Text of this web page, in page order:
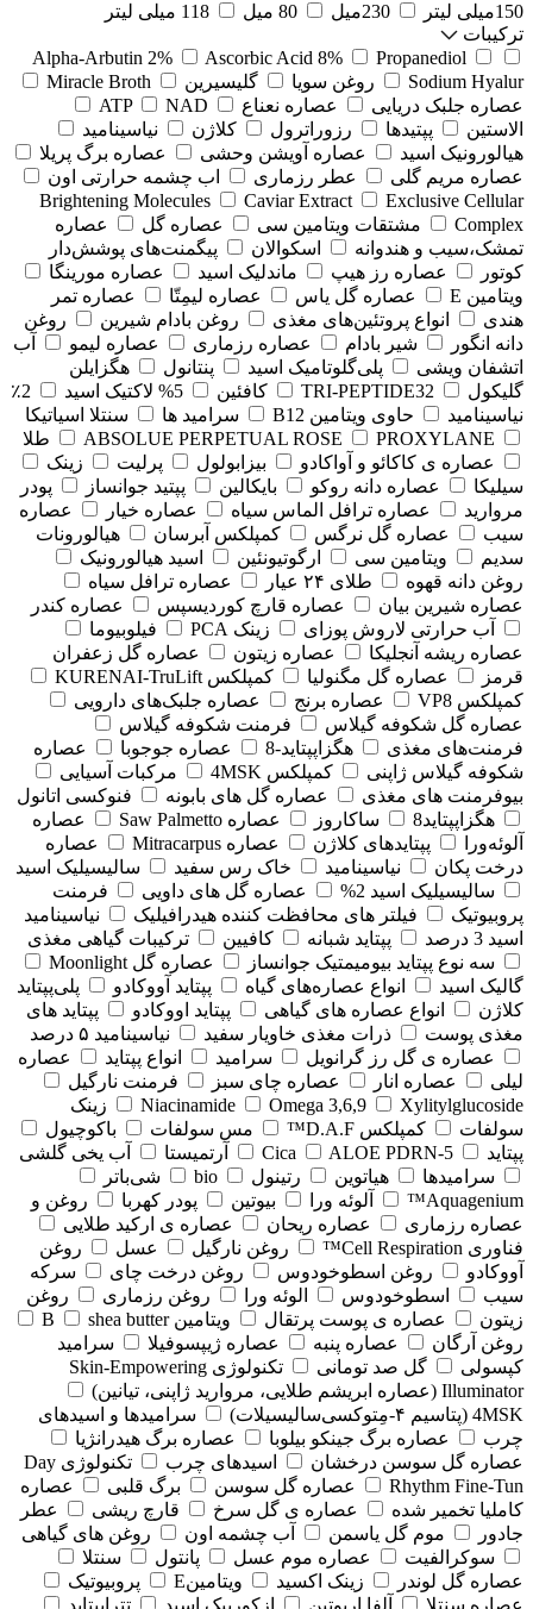
150میلی لیتر
230میل 80 میل
118 میلی لیتر
ترکیبات
Alpha-Arbutin 2%
Ascorbic Acid 8%
Propanediol
Sodium Hyalur
روغن سویا گلیسیرین
Miracle Broth
عصاره جلبک دریایی
عصاره نعناع ATP
NAD
الاستین
پپتیدها رزوراترول کلاژن
⁠نیاسینامید
هیالورونیک اسید
عصاره آویشن وحشی
عصاره برگ پریلا
عصاره مریم گلی
عطر رزماری
اب چشمه حرارتی اون
Brightening Molecules
Caviar Extract
Exclusive Cellular
Complex
مشتقات ویتامین سی عصاره گل
عصاره
تمشک،سیب و هندوانه
اسکوالان
پیگمنت‌های پوشش‌دار
کوتور
عصاره رز هیپ ماندلیک اسید
عصاره مورینگا
ویتامین E
عصاره گل یاس عصاره لیمِتّا
عصاره تمر
هندی
انواع پروتئین‌های مغذی روغن بادام شیرین
روغن
دانه انگور
شیر بادام عصاره رزماری عصاره لیمو
آب
اتشفان ویشی
پلی‌گلوتامیک اسید پنتانول
هگزایلن
گلیکول
TRI-PEPTIDE32 کافئین 5% لاکتیک اسید
2٪
نیاسینامید
حاوی ویتامین B12 سرامید ها
سنتلا اسیاتیکا
ABSOLUE PERPETUAL ROSE
PROXYLANE
طلا
عصاره ی کاکائو و آواکادو
بیزابولول پرلیت
زینک
سیلیکا
عصاره دانه روکو بایکالین پپتید جوانساز
پودر
مروارید
عصاره ترافل الماس سیاه عصاره خیار
عصاره
سیب
عصاره گل نرگس کمپلکس آبرسان
هیالورونات
سدیم
ویتامین سی ارگوتیونئین
اسید هیالورونیک
روغن دانه قهوه
طلای ۲۴ عیار
عصاره ترافل سیاه
عصاره شیرین بیان
عصاره قارچ کوردیسپس
عصاره کندر
آب حرارتی لاروش پوزای
زینک PCA
فیلوبیوما
عصاره ریشه آنجلیکا
عصاره زیتون
عصاره گل زعفران
قرمز
عصاره گل مگنولیا
کمپلکس KURENAI-TruLift
کمپلکس VP8
عصاره برنج
عصاره جلبک‌های دارویی
عصاره گل شکوفه گیلاس
فرمنت شکوفه گیلاس
فرمنت‌های مغذی
هگزاپپتاید-8 عصاره جوجوبا
عصاره
شکوفه گیلاس ژاپنی
کمپلکس 4MSK
مرکبات آسیایی
بیوفرمنت های مغذی
عصاره گل های بابونه
فنوکسی اتانول
هگزاپپتاید8
ساکاروز عصاره Saw Palmetto
عصاره
آلوئه‌ورا
پپتایدهای کلاژن عصاره Mitracarpus
عصاره
درخت پکان
نیاسینامید خاک رس سفید
سالیسیلیک اسید
سالیسیلیک اسید 2%
عصاره گل های داویی
فرمنت
پروبیوتیک
فیلتر های محافظت کننده هیدرافیلیک
نیاسینامید
اسید 3 درصد
پپتاید شبانه کافیین
ترکیبات گیاهی مغذی
سه نوع پپتاید بیومیمتیک جوانساز
عصاره گل Moonlight
گالیک اسید
انواع عصاره‌های گیاه پپتاید آووکادو
پلی‌پپتاید
کلاژن
انواع عصاره های گیاهی پپتاید اووکادو
پپتاید های
مغذی پوست
ذرات مغذی خاویار سفید
نیاسینامید ۵ درصد
عصاره ی گل رز گرانویل
سرامید انواع پپتاید
عصاره
لیلی
عصاره انار عصاره چای سبز
فرمنت نارگیل
Niacinamide
Omega 3,6,9 Xylitylglucoside
زینک
سولفات
کمپلکس D.A.F™ مس سولفات
باکوچیول
پپتاید
5-Cica
ALOE PDRN آرتمیستا
آب یخی گلشی
سرامیدها
هیاتوین رتینول bio
شی‌باتر
Aquagenium™
آلوئه ورا بیوتین پودر کهربا
روغن و
عصاره رزماری
عصاره ریحان
عصاره ی ارکید طلایی
فناوری Cell Respiration™
روغن نارگیل عسل
روغن
آووکادو
روغن اسطوخودوس روغن درخت چای
سرکه
سیب
اسطوخودوس الوئه ورا روغن رزماری
روغن
زیتون
عصاره ی پوست پرتقال ویتامین Bshea butter
روغن آرگان
عصاره پنبه عصاره ژیپسوفیلا
سرامید
کپسولی
گل صد تومانی
تکنولوژی Skin-Empowering
Illuminator (عصاره ابریشم طلایی، مروارید ژاپنی، تیانین)
4MSK (پتاسیم ۴‑مِتوکسی‌سالیسیلات)
سرامیدها و اسیدهای
چرب
عصاره برگ جینکو بیلوبا
عصاره برگ هیدرانژیا
عصاره گل سوسن درخشان
اسیدهای چرب
تکنولوژی Day
Rhythm Fine‑Tun
عصاره گل سوسن برگ قلبی
عصاره
کاملیا تخمیر شده
عصاره ی گل سرخ قارچ ریشی
عطر
جادور
موم گل یاسمن آب چشمه اون
روغن های گیاهی
سوکرالفیت
عصاره موم عسل پانتول
سنتلا
عصاره گل لوندر
زینک اکسید ویتامینE
پروبیوتیک